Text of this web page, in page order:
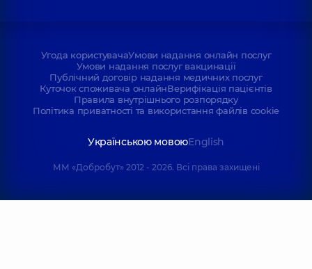
Угода користувачаУмови надання онлайн послуг
Умови надання послуг вакцинації
Публічний договір надання медичних послуг
Куточок споживача онлайнВерифікація пацієнтів
Правила внутрішнього розпорядку
Політика приватності та використання файлів cookie
Українською мовоюEnglish
ММ «Добробут» 2012 - 2026. Всі права захищені